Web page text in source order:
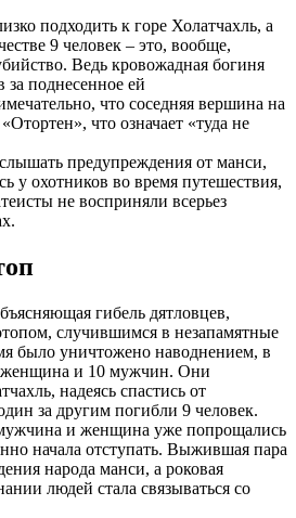
подходить к горе Холатчахль, а
9 человек – это, вообще,
Ведь кровожадная богиня
поднесенное ей
что соседняя вершина на
что означает «туда не
предупреждения от манси,
у охотников во время путешествия,
не восприняли всерьез
гибель дятловцев,
случившимся в незапамятные
было уничтожено наводнением, в
и 10 мужчин. Они
надеясь спастись от
за другим погибли 9 человек.
и женщина уже попрощались
начала отступать. Выжившая пара
народа манси, а роковая
людей стала связываться со